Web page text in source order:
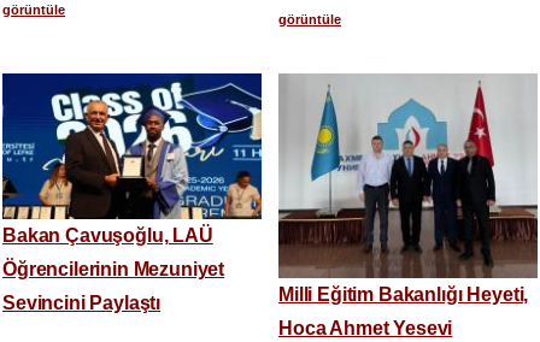
görüntüle
görüntüle
Bakan Çavuşoğlu, LAÜ
Öğrencilerinin Mezuniyet
Sevincini Paylaştı
Milli Eğitim Bakanlığı Heyeti,
Hoca Ahmet Yesevi